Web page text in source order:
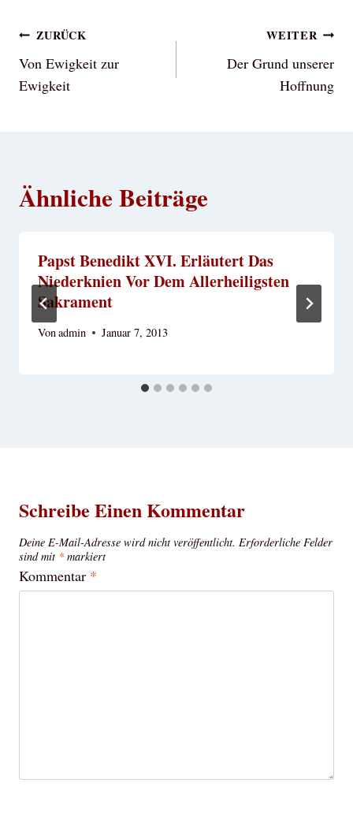
Beitragsnavigation
ZURÜCK
Von Ewigkeit zur
Ewigkeit
WEITER
Der Grund unserer
Hoffnung
Ähnliche Beiträge
Papst Benedikt XVI. Erläutert Das
Niederknien Vor Dem Allerheiligsten
Sakrament
Vonadmin Januar 7, 2013
Schreibe Einen Kommentar
Deine E-Mail-Adresse wird nicht veröffentlicht. Erforderliche Felder
sind mit * markiert
Kommentar *